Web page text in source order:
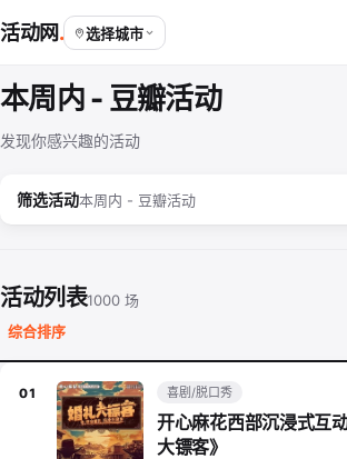
活动网 选择城市
本周内 - 豆瓣活动
发现你感兴趣的活动
筛选活动本周内 - 豆瓣活动
活动列表1000 场
综合排序
01 喜剧/脱口秀
开心麻花西部沉浸式互
大镖客》